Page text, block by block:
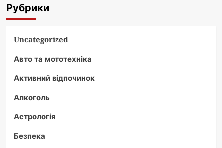
Рубрики
Uncategorized
Авто та мототехніка
Активний відпочинок
Алкоголь
Астрологія
Безпека